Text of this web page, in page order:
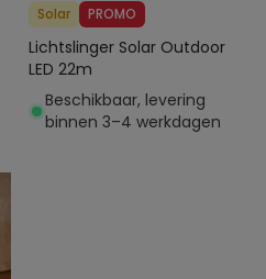
Solar PROMO
Lichtslinger Solar Outdoor
LED 22m
Beschikbaar, levering
binnen 3–4 werkdagen